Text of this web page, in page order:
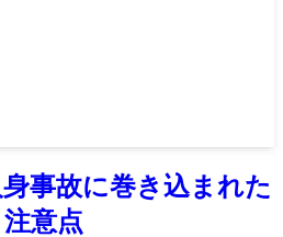
事故に巻き込まれた
意点